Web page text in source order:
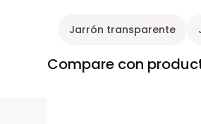
Jarrón transparente
Compare con